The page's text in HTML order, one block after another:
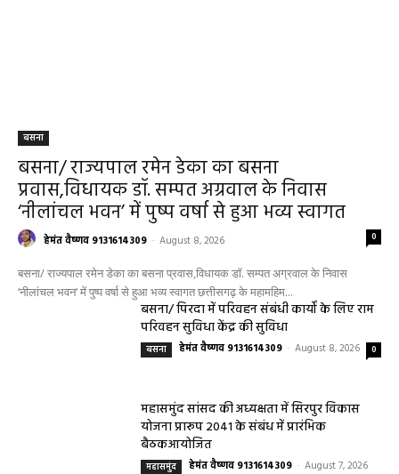
बसना
बसना/ राज्यपाल रमेन डेका का बसना
प्रवास,विधायक डॉ. सम्पत अग्रवाल के निवास
‘नीलांचल भवन’ में पुष्प वर्षा से हुआ भव्य स्वागत
हेमंत वैष्णव 9131614309 - August 8, 2026 0
बसना/ राज्यपाल रमेन डेका का बसना प्रवास,विधायक डॉ. सम्पत अग्रवाल के निवास
‘नीलांचल भवन’ में पुष्प वर्षा से हुआ भव्य स्वागत छत्तीसगढ़ के महामहिम...
बसना/ पिरदा में परिवहन संबंधी कार्यों के लिए राम
परिवहन सुविधा केंद्र की सुविधा
बसना हेमंत वैष्णव 9131614309 - August 8, 2026 0
महासमुंद सांसद की अध्यक्षता में सिरपुर विकास
योजना प्रारूप 2041 के संबंध में प्रारंभिक
बैठकआयोजित
महासमुंद हेमंत वैष्णव 9131614309 - August 7, 2026